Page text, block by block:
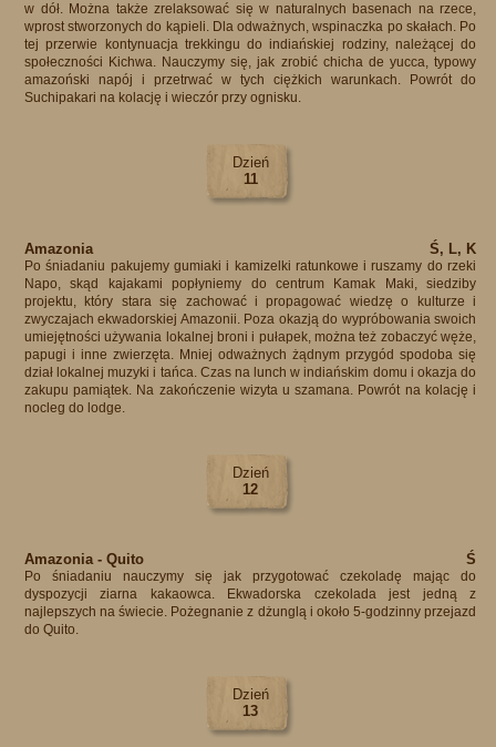
w dół. Można także zrelaksować się w naturalnych basenach na rzece,
wprost stworzonych do kąpieli. Dla odważnych, wspinaczka po skałach. Po
tej przerwie kontynuacja trekkingu do indiańskiej rodziny, należącej do
społeczności Kichwa. Nauczymy się, jak zrobić chicha de yucca, typowy
amazoński napój i przetrwać w tych ciężkich warunkach. Powrót do
Suchipakari na kolację i wieczór przy ognisku.
Dzień
11
Amazonia Ś, L, K
Po śniadaniu pakujemy gumiaki i kamizelki ratunkowe i ruszamy do rzeki
Napo, skąd kajakami popłyniemy do centrum Kamak Maki, siedziby
projektu, który stara się zachować i propagować wiedzę o kulturze i
zwyczajach ekwadorskiej Amazonii. Poza okazją do wypróbowania swoich
umiejętności używania lokalnej broni i pułapek, można też zobaczyć węże,
papugi i inne zwierzęta. Mniej odważnych żądnym przygód spodoba się
dział lokalnej muzyki i tańca. Czas na lunch w indiańskim domu i okazja do
zakupu pamiątek. Na zakończenie wizyta u szamana. Powrót na kolację i
nocleg do lodge.
Dzień
12
Amazonia - Quito Ś
Po śniadaniu nauczymy się jak przygotować czekoladę mając do
dyspozycji ziarna kakaowca. Ekwadorska czekolada jest jedną z
najlepszych na świecie. Pożegnanie z dżunglą i około 5-godzinny przejazd
do Quito.
Dzień
13